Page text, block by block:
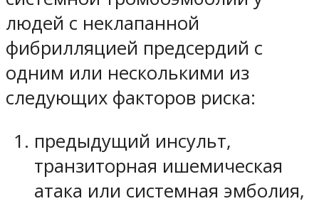
людей с неклапанной
фибрилляцией предсердий с
одним или несколькими из
следующих факторов риска:
предыдущий инсульт,
транзиторная ишемическая
атака или системная эмболия,